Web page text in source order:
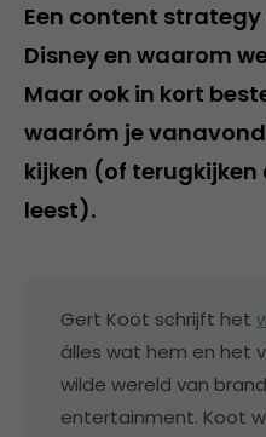
Een content
Disney en waarom
Maar ook in kort
waaróm je
kijken (of terugkijken
leest).
Gert Koot schrijft het
álles wat hem en het
wilde wereld van
entertainment. Koot